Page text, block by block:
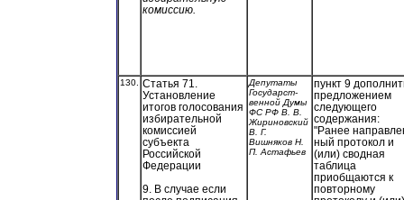
комиссию.
130.
Статья 71.
Установление
итогов голосования
избирательной
комиссией
субъекта
Российской
Федерации
9. В случае если
Депутаты
Государст-
венной Думы
ФС РФ В. В.
Жириновский
В. Г.
Вишняков Н.
П. Астафьев
пункт 9
предложением
следующего
содержания:
"Ранее
ный протокол и
(или) сводная
таблица
приобщаются к
повторному